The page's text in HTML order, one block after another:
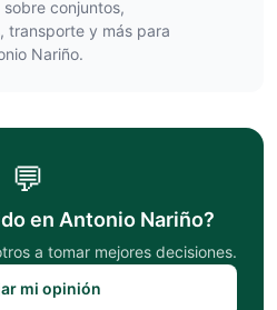
conjuntos,
transporte y más para
Nariño.
💬
en Antonio Nariño?
a tomar mejores decisiones.
mi opinión